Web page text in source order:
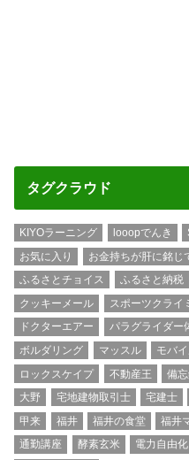
タグクラウド
KIYOラーニング looopでんき
お気に入り
お金持ちが肝に銘じ
ふるさとチョイス
ふるさと納税
クッキーメール
スポーツクライ
ドクターエアー
パラグライダー
ボルダリング
マッスル モバ
ロックスケイプ
不動産王 備
大野
宅地建物取引士 宅建士
甲来
福井 福井の食堂 福井
通勤講座
酵素玄米 電力自由化